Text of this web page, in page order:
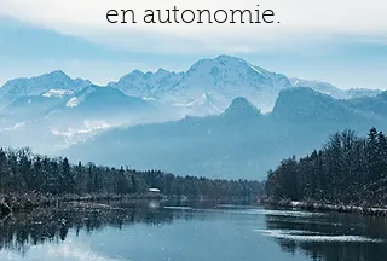
en autonomie.